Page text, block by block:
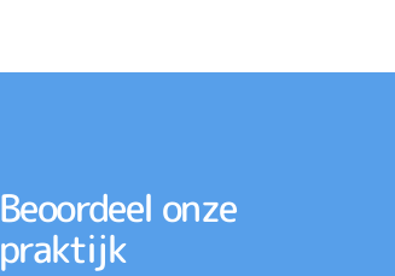
Beoordeel onze
praktijk